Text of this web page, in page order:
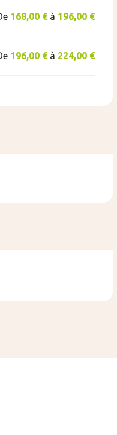
168,00 € à 196,00 €
196,00 € à 224,00 €